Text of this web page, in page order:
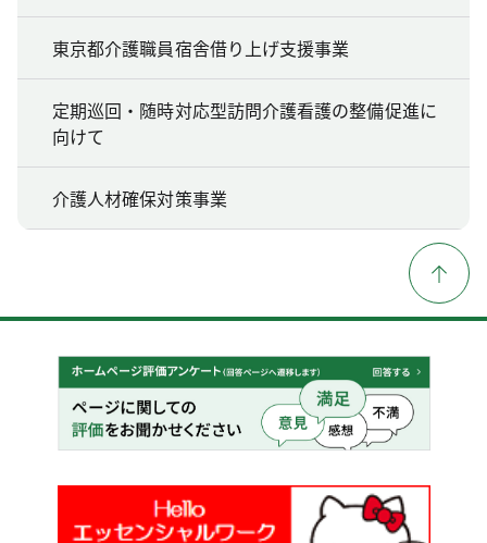
東京都介護職員宿舎借り上げ支援事業
定期巡回・随時対応型訪問介護看護の整備促進に
向けて
介護人材確保対策事業